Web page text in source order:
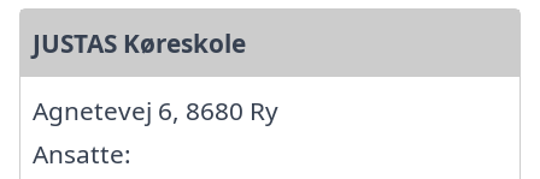
JUSTAS Køreskole
Agnetevej 6, 8680 Ry
Ansatte: